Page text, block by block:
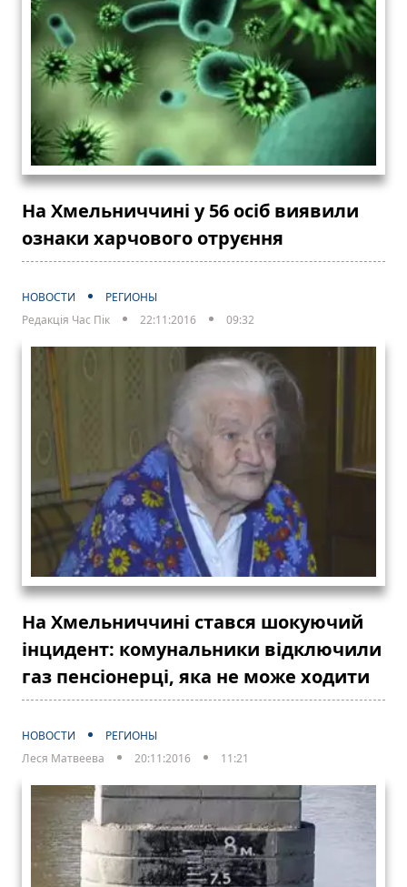
На Хмельниччині у 56 осіб виявили
ознаки харчового отруєння
НОВОСТИ
РЕГИОНЫ
Редакція Час Пік
22:11:2016 09:32
На Хмельниччині стався шокуючий
інцидент: комунальники відключили
газ пенсіонерці, яка не може ходити
НОВОСТИ
РЕГИОНЫ
Леся Матвеева
20:11:2016 11:21